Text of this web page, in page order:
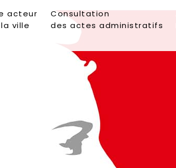
acteur
ville
Consultation
des actes administratifs